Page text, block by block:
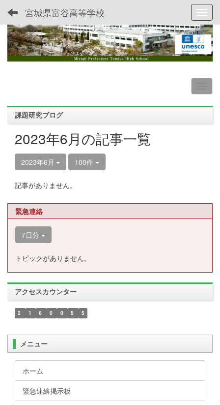
宮城県富谷高等学校
課題研究ブログ
2023年6月の記事一覧
2023年6月 100件
記事がありません。
緊急連絡
7日分
トピックがありません。
アクセスカウンター
2 1 6 0 0 5 5
メニュー
ホーム
緊急連絡掲示板